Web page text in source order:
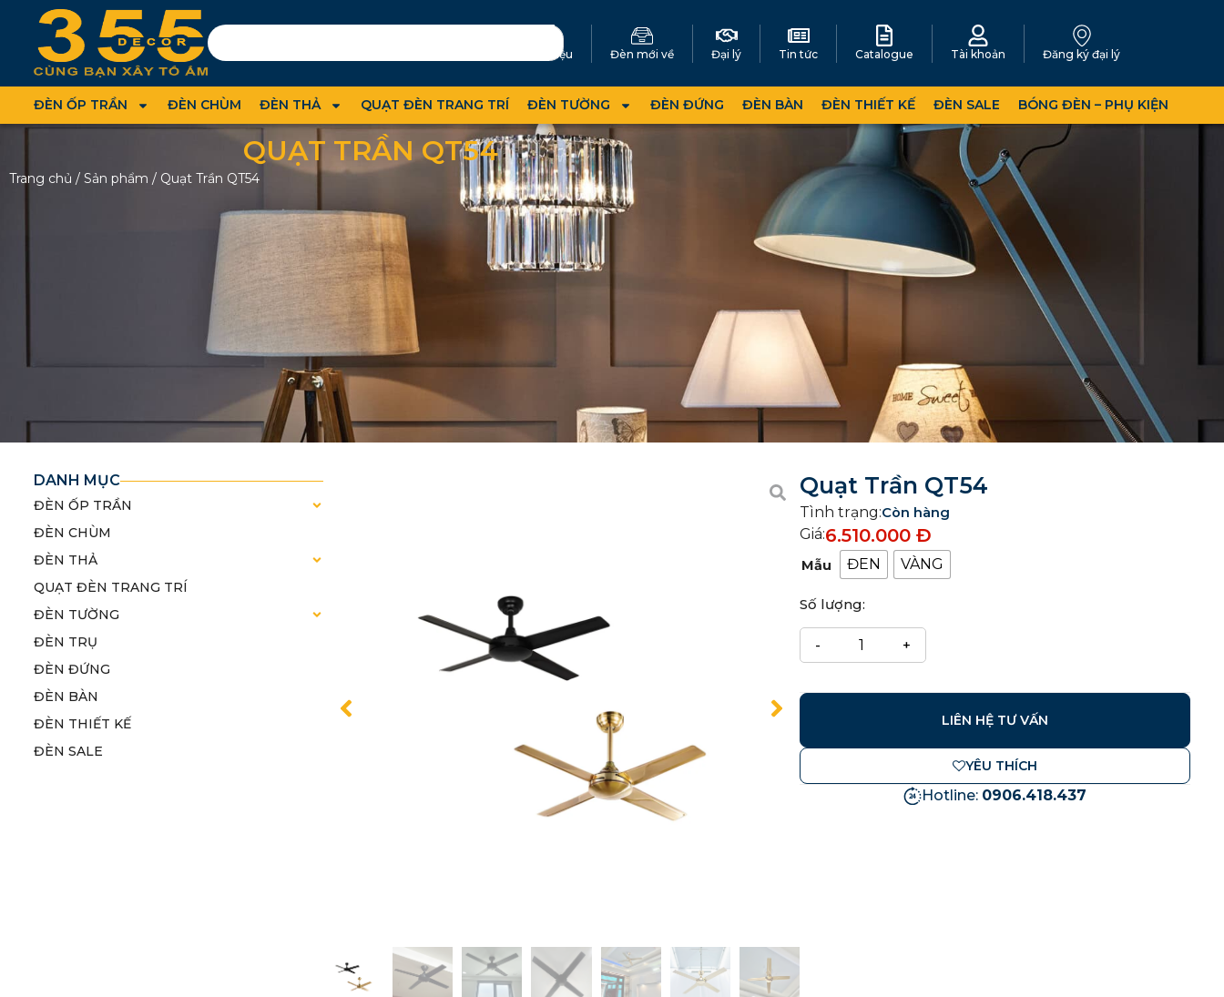
Giới thiệu Đèn mới về Đại lý Tin tức Catalogue Tài khoản Đăng ký đại lý
ĐÈN ỐP TRẦN ĐÈN CHÙM ĐÈN THẢ QUẠT ĐÈN TRANG TRÍ ĐÈN TƯỜNG ĐÈN ĐỨNG ĐÈN BÀN ĐÈN THIẾT KẾ ĐÈN SALE BÓNG ĐÈN – PHỤ KIỆN
QUẠT TRẦN QT54
Trang chủ / Sản phẩm / Quạt Trần QT54
DANH MỤC
ĐÈN ỐP TRẦN
ĐÈN CHÙM
ĐÈN THẢ
QUẠT ĐÈN TRANG TRÍ
ĐÈN TƯỜNG
ĐÈN TRỤ
ĐÈN ĐỨNG
ĐÈN BÀN
ĐÈN THIẾT KẾ
ĐÈN SALE
Quạt Trần QT54
Tình trạng:Còn hàng
Giá:6.510.000Đ
Mẫu ĐEN VÀNG
Số lượng:
LIÊN HỆ TƯ VẤN
YÊU THÍCH
Hotline: 0906.418.437